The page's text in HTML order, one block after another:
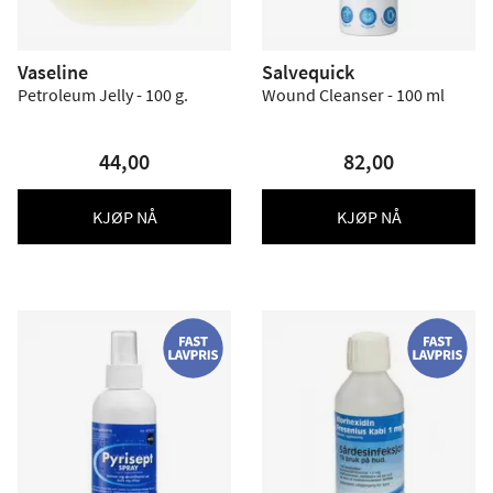
Vaseline
Petroleum Jelly - 100 g.
44,00
KJØP NÅ
Salvequick
Wound Cleanser - 100 ml
82,00
KJØP NÅ